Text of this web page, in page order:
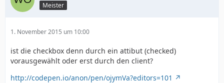
Meister
1. November 2015 um 10:00
ist die checkbox denn durch ein attibut (checked)
vorausgewählt oder erst durch den client?
http://codepen.io/anon/pen/ojymVa?editors=101